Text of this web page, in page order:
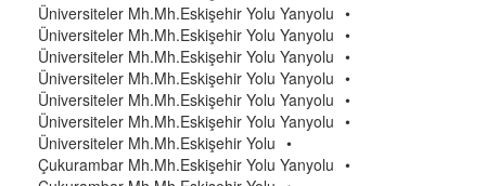
Üniversiteler Mh.Mh.Eskişehir Yolu Yanyolu •
Üniversiteler Mh.Mh.Eskişehir Yolu Yanyolu •
Üniversiteler Mh.Mh.Eskişehir Yolu Yanyolu •
Üniversiteler Mh.Mh.Eskişehir Yolu Yanyolu •
Üniversiteler Mh.Mh.Eskişehir Yolu Yanyolu •
Üniversiteler Mh.Mh.Eskişehir Yolu Yanyolu •
Üniversiteler Mh.Mh.Eskişehir Yolu •
Çukurambar Mh.Mh.Eskişehir Yolu Yanyolu •